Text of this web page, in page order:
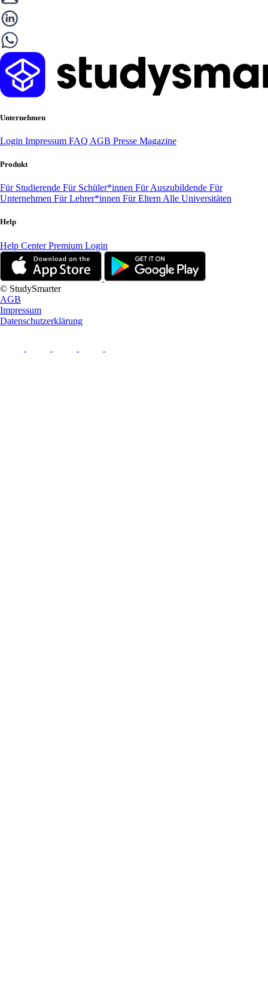
Unternehmen
Login Impressum FAQ AGB Presse Magazine
Produkt
Für Studierende Für Schüler*innen Für Auszubildende Für
Unternehmen Für Lehrer*innen Für Eltern Alle Universitäten
Help
Help CenterPremium Login
© StudySmarter
AGB
Impressum
Datenschutzerklärung